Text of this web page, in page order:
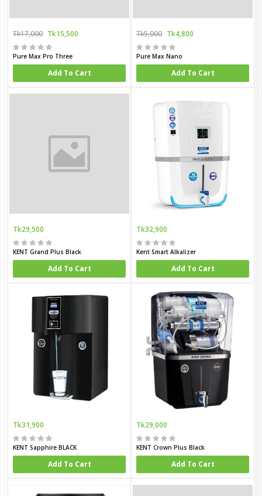
Tk17,000 Tk15,500
Pure Max Pro Three
Add To Cart
Tk5,000 Tk4,800
Pure Max Nano
Add To Cart
Tk29,500
KENT Grand Plus Black
Add To Cart
Tk32,900
Kent Smart Alkalizer
Add To Cart
Tk31,900
KENT Sapphire BLACK
Add To Cart
Tk29,000
KENT Crown Plus Black
Add To Cart